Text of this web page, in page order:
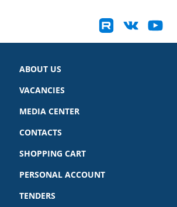
ABOUT US
VACANCIES
MEDIA CENTER
CONTACTS
SHOPPING CART
PERSONAL ACCOUNT
TENDERS